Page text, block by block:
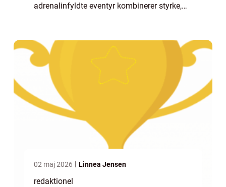
adrenalinfyldte eventyr kombinerer styrke,
02 maj 2026 Linnea Jensen
redaktionel